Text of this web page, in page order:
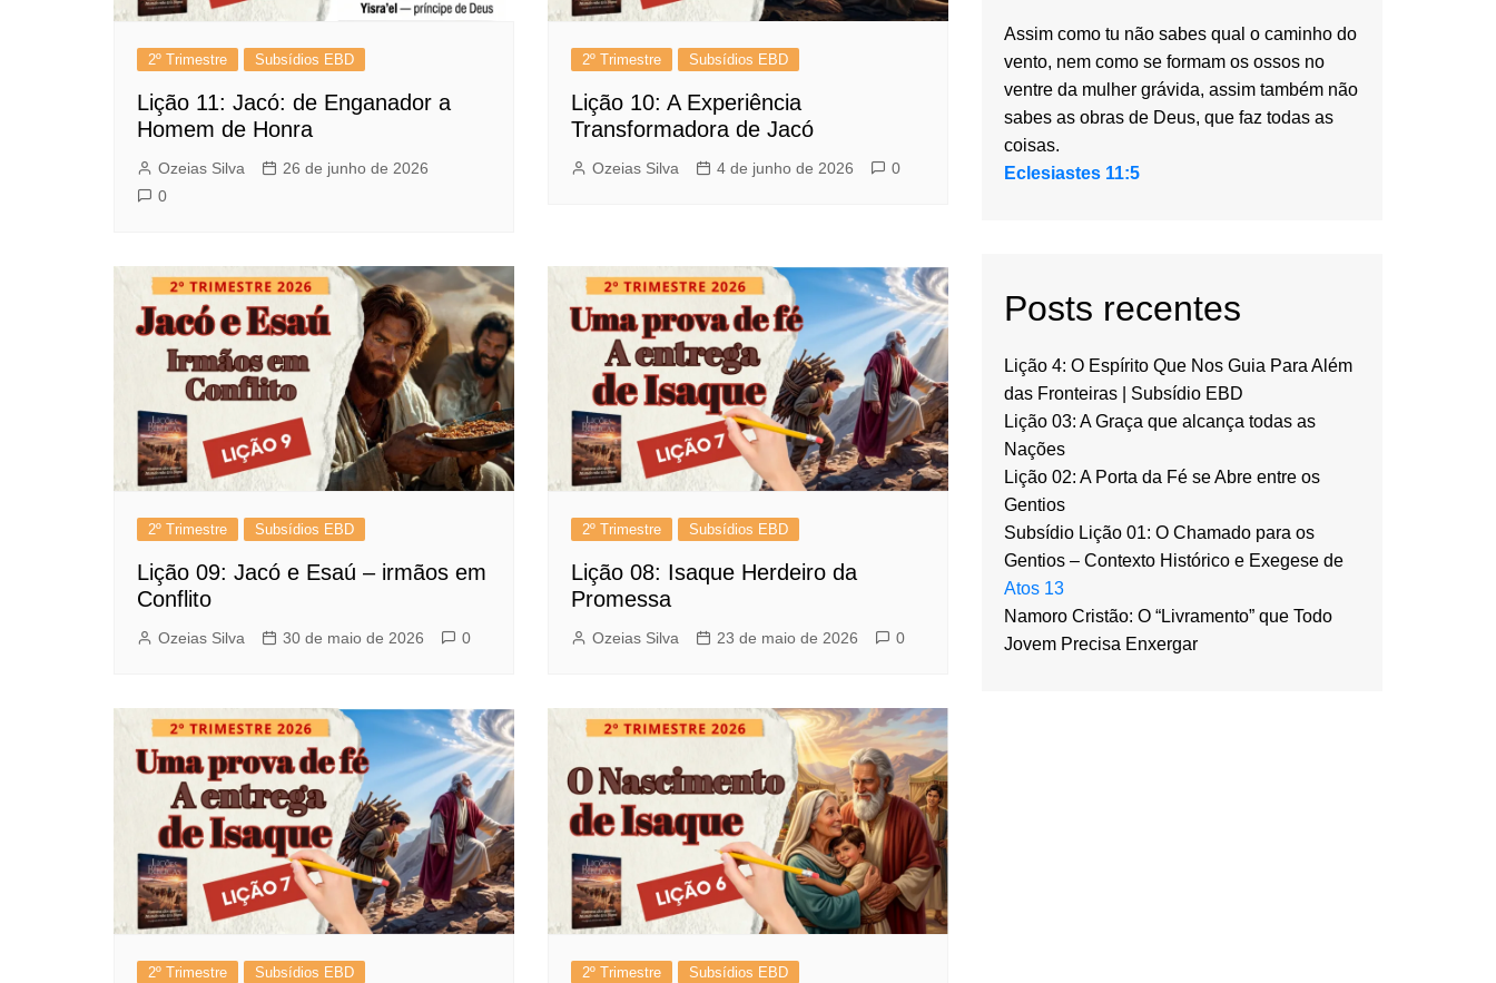
2º Trimestre Subsídios EBD
Lição 11: Jacó: de Enganador a
Homem de Honra
Ozeias Silva
26 de junho de 2026
0
2º Trimestre Subsídios EBD
Lição 10: A Experiência
Transformadora de Jacó
Ozeias Silva 4 de junho de 2026 0
2º Trimestre Subsídios EBD
Lição 09: Jacó e Esaú – irmãos em
Conflito
Ozeias Silva 30 de maio de 2026 0
2º Trimestre Subsídios EBD
Lição 08: Isaque Herdeiro da
Promessa
Ozeias Silva 23 de maio de 2026 0
2º Trimestre Subsídios EBD 2º Trimestre Subsídios EBD
Assim como tu não sabes qual o caminho do
vento, nem como se formam os ossos no
ventre da mulher grávida, assim também não
sabes as obras de Deus, que faz todas as
coisas.
Eclesiastes 11:5
Posts recentes
Lição 4: O Espírito Que Nos Guia Para Além
das Fronteiras | Subsídio EBD
Lição 03: A Graça que alcança todas as
Nações
Lição 02: A Porta da Fé se Abre entre os
Gentios
Subsídio Lição 01: O Chamado para os
Gentios – Contexto Histórico e Exegese de
Atos 13
Namoro Cristão: O “Livramento” que Todo
Jovem Precisa Enxergar